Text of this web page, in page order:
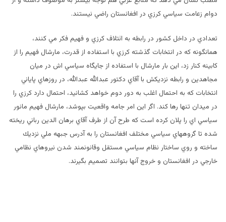
دوام زعامت سياسي كرزي در افغانستان راضي نيستند.
تعدادي در داخل كشور در رابطه به ائتلاف كرزي و فهيم فكر مي كنند،
همانگونه كه در انتخابات گذشته كرزي با استفاده از قدرت،‌ مارشال فهيم را از
كابينه كنار زد،‌ اين بار مارشال با استفاده از جايگاه سياسي اش در ميان
مجاهدين و رابطه نزديكش با آقاي دكتور عبدالله عبدالله،‌ در روزهاي پاياني
انتخابات كه به احتمال اغلب‌ به دور دوم خواهد كشانيد،‌ احتمال دارد كرزي را
در ميدان تنها رها كند. اگر اين امر جامه واقعيت بپوشد، مارشال فهيم مانور
سياسي اي را پلان كرده است كه طرح آن از طرف آقاي برهان الدين رباني ريخته
شده تا گروههاي سياسي مختلف افغانستان را به آدرس جبهه ملي نزديك
ساخته و روي ساختار نظام سياسي مستقل وقانونمند شدن نيروهاي نظامي
خارجي در افغانستان و خروج آنها بتوانند تصميم بگيرند.